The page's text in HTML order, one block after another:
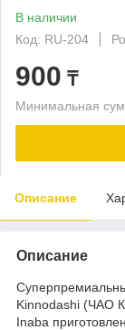
В наличии
Код: RU-204
900 ₸
Минимальная
Описание
Описание
Kinnodashi (ЧАО
Inaba